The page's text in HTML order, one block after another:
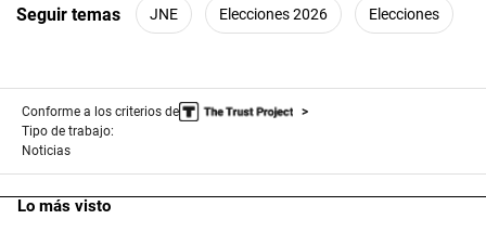
Seguir temas JNE Elecciones 2026 Elecciones
Conforme a los criterios de
Tipo de trabajo:
Noticias
Lo más visto